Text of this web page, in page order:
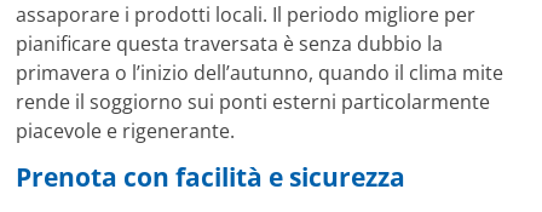
assaporare i prodotti locali. Il periodo migliore per
pianificare questa traversata è senza dubbio la
primavera o l’inizio dell’autunno, quando il clima mite
rende il soggiorno sui ponti esterni particolarmente
piacevole e rigenerante.
Prenota con facilità e sicurezza